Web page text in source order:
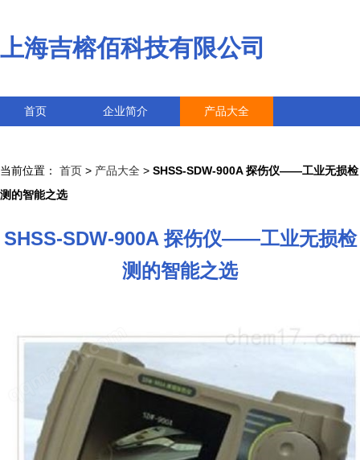
上海吉榕佰科技有限公司
首页 企业简介 产品大全
当前位置： 首页 > 产品大全 > SHSS-SDW-900A 探伤仪——工业无损检
测的智能之选
SHSS-SDW-900A 探伤仪——工业无损检
测的智能之选